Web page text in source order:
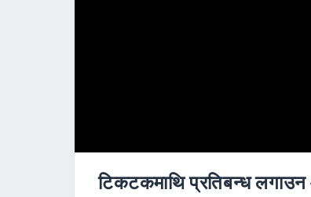
टिकटकमाथि प्रतिबन्ध